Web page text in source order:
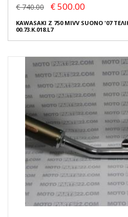
€ 740.00 € 500.00
KAWASAKI Z 750 MIVV SUONO '07
00.73.K.018.L7